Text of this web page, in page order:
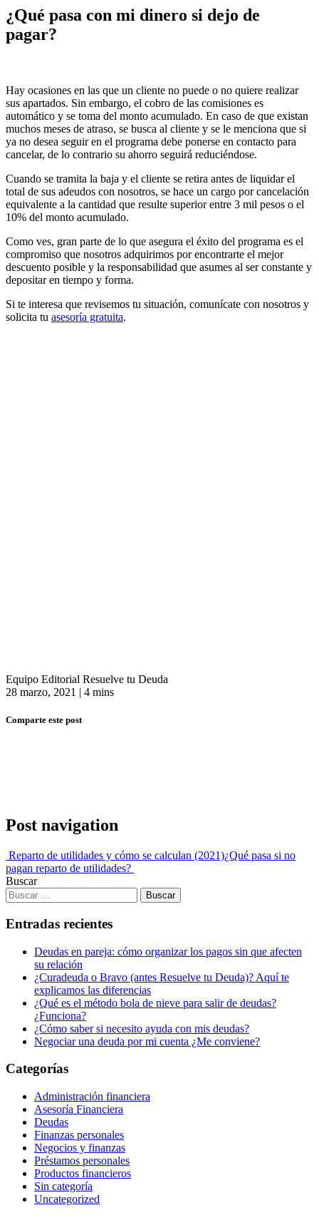
¿Qué pasa con mi dinero si dejo de
pagar?
Hay ocasiones en las que un cliente no puede o no quiere realizar
sus apartados. Sin embargo, el cobro de las comisiones es
automático y se toma del monto acumulado. En caso de que existan
muchos meses de atraso, se busca al cliente y se le menciona que si
ya no desea seguir en el programa debe ponerse en contacto para
cancelar, de lo contrario su ahorro seguirá reduciéndose.
Cuando se tramita la baja y el cliente se retira antes de liquidar el
total de sus adeudos con nosotros, se hace un cargo por cancelación
equivalente a la cantidad que resulte superior entre 3 mil pesos o el
10% del monto acumulado.
Como ves, gran parte de lo que asegura el éxito del programa es el
compromiso que nosotros adquirimos por encontrarte el mejor
descuento posible y la responsabilidad que asumes al ser constante y
depositar en tiempo y forma.
Si te interesa que revisemos tu situación, comunícate con nosotros y
solicita tu asesoría gratuita.
Equipo Editorial Resuelve tu Deuda
28 marzo, 2021 | 4 mins
Comparte este post
Post navigation
Reparto de utilidades y cómo se calculan (2021)¿Qué pasa si no
pagan reparto de utilidades?
Buscar
Entradas recientes
Deudas en pareja: cómo organizar los pagos sin que afecten
su relación
¿Curadeuda o Bravo (antes Resuelve tu Deuda)? Aquí te
explicamos las diferencias
¿Qué es el método bola de nieve para salir de deudas?
¿Funciona?
¿Cómo saber si necesito ayuda con mis deudas?
Negociar una deuda por mi cuenta ¿Me conviene?
Categorías
Administración financiera
Asesoría Financiera
Deudas
Finanzas personales
Negocios y finanzas
Préstamos personales
Productos financieros
Sin categoría
Uncategorized